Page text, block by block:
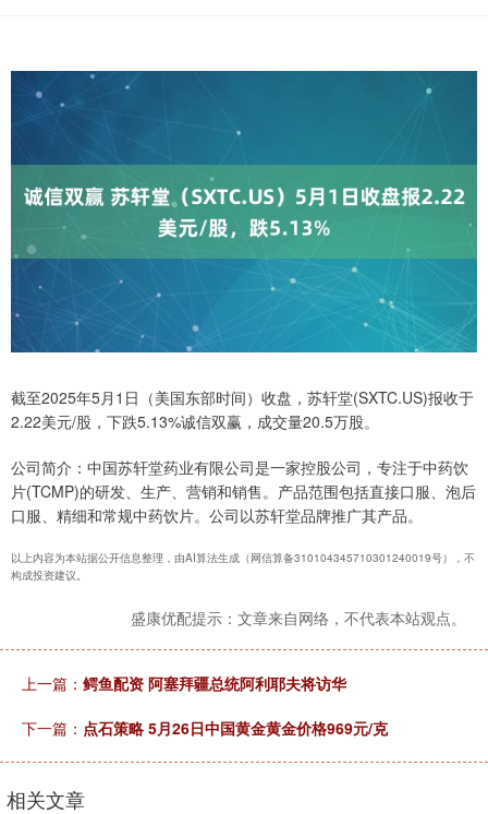
截至2025年5月1日（美国东部时间）收盘，苏轩堂(SXTC.US)报收于
2.22美元/股，下跌5.13%诚信双赢，成交量20.5万股。
公司简介：中国苏轩堂药业有限公司是一家控股公司，专注于中药饮
片(TCMP)的研发、生产、营销和销售。产品范围包括直接口服、泡后
口服、精细和常规中药饮片。公司以苏轩堂品牌推广其产品。
以上内容为本站据公开信息整理，由AI算法生成（网信算备310104345710301240019号），不
构成投资建议。
盛康优配提示：文章来自网络，不代表本站观点。
上一篇： 鳄鱼配资 阿塞拜疆总统阿利耶夫将访华
下一篇： 点石策略 5月26日中国黄金黄金价格969元/克
相关文章